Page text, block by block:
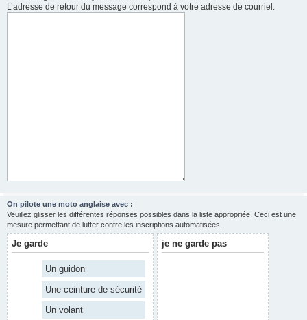
L’adresse de retour du message correspond à votre adresse de courriel.
On pilote une moto anglaise avec :
Veuillez glisser les différentes réponses possibles dans la liste appropriée. Ceci est une
mesure permettant de lutter contre les inscriptions automatisées.
Je garde
Un guidon
Une ceinture de sécurité
Un volant
je ne garde pas